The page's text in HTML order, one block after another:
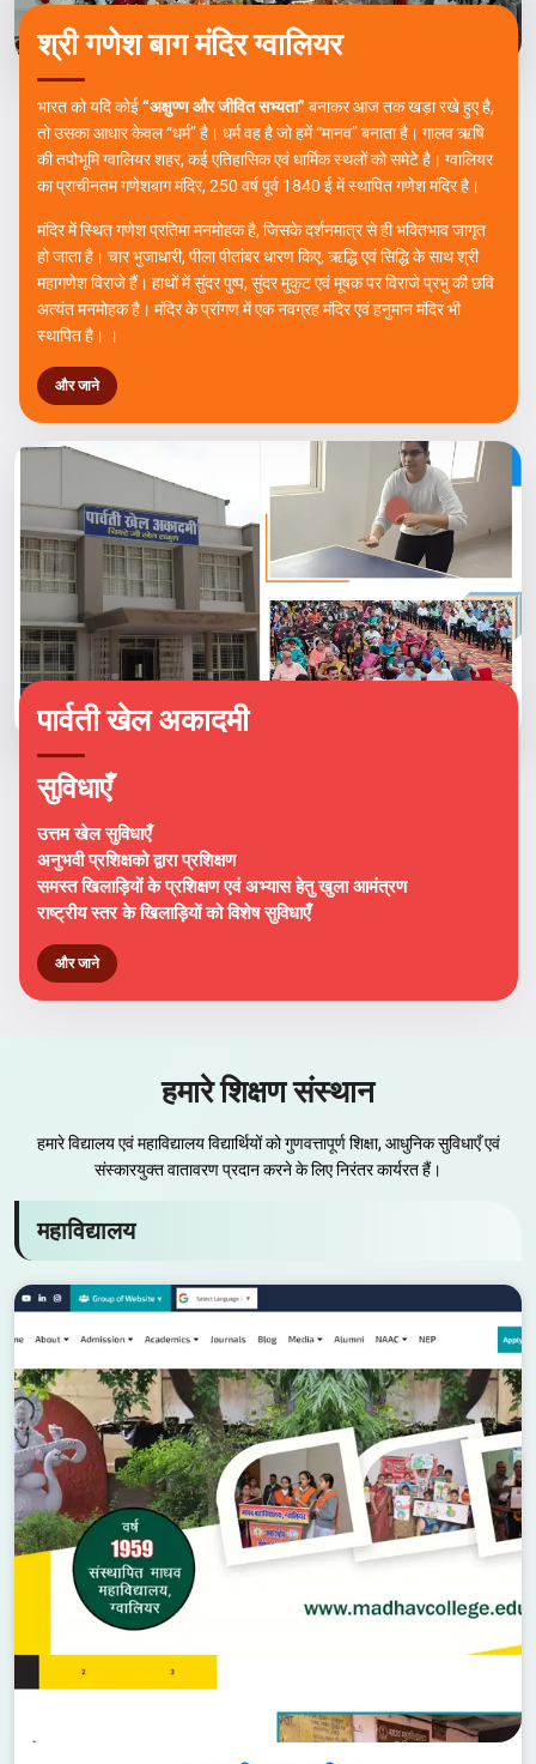
श्री गणेश बाग मंदिर ग्वालियर
भारत को यदि कोई“अक्षुण्ण और जीवित सभ्यता” बनाकर आज तक खड़ा रखे हुए है,
तो उसका आधार केवल “धर्म” है। धर्म वह है जो हमें “मानव” बनाता है। गालव ऋषि
की तपोभूमि ग्वालियर शहर, कई एतिहासिक एवं धार्मिक स्थलों को समेटे है। ग्वालियर
का प्राचीनतम गणेशबाग मंदिर, 250 वर्ष पूर्व 1840 ई में स्थापित गणेश मंदिर है।
मंदिर में स्थित गणेश प्रतिमा मनमोहक है, जिसके दर्शनमात्र से ही भक्तिभाव जागृत
हो जाता है। चार भुजाधारी, पीला पीतांबर धारण किए, ऋद्धि एवं सिद्धि के साथ श्री
महागणेश विराजे हैं। हाथों में सुंदर पुष्प, सुंदर मुकुट एवं मूषक पर विराजे प्रभु की छवि
अत्यंत मनमोहक है। मंदिर के प्रांगण में एक नवग्रह मंदिर एवं हनुमान मंदिर भी
स्थापित है। ।
और जाने
पार्वती खेल अकादमी
सुविधाएँ
उत्तम खेल सुविधाएँ
अनुभवी प्रशिक्षको द्वारा प्रशिक्षण
समस्त खिलाड़ियों के प्रशिक्षण एवं अभ्यास हेतु खुला आमंत्रण
राष्ट्रीय स्तर के खिलाड़ियों को विशेष सुविधाएँ
और जाने
हमारे शिक्षण संस्थान
हमारे विद्यालय एवं महाविद्यालय विद्यार्थियों को गुणवत्तापूर्ण शिक्षा, आधुनिक सुविधाएँ एवं
संस्कारयुक्त वातावरण प्रदान करने के लिए निरंतर कार्यरत हैं।
महाविद्यालय